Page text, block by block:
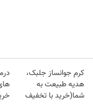
کرم جوانساز جلبک،
هدیه طبیعت به
شما(خرید با تخفیف